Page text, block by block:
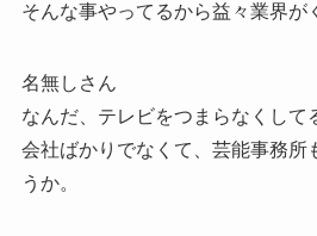
そんな事やってるから益々業界が
名無しさん
なんだ、テレビをつまらなくして
会社ばかりでなくて、芸能事務所
うか。